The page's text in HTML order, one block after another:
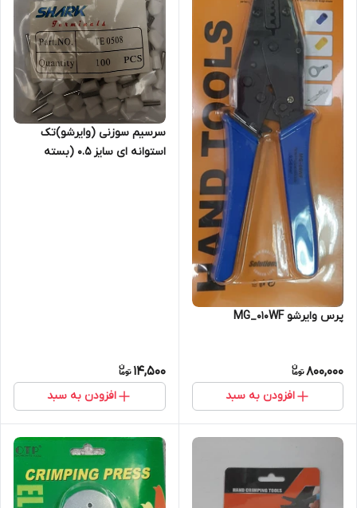
پرس وایرشو MG_010WF
800,000
افزودن به سبد
سرسیم سوزنی (وایرشو)تک
استوانه ای سایز 0.5 (بسته
14,500
افزودن به سبد